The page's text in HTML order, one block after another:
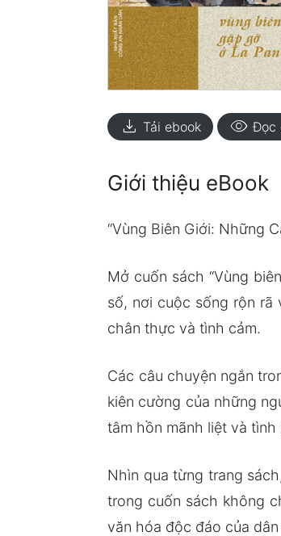
download Tải ebook visibility Đọc
Giới thiệu eBook
“Vùng Biên Giới: Những
Mở cuốn sách “Vùng
số, nơi cuộc sống rộn rã
chân thực và tình cảm.
Các câu chuyện ngắn
kiên cường của những
tâm hồn mãnh liệt và
Nhìn qua từng trang
trong cuốn sách không
văn hóa độc đáo của